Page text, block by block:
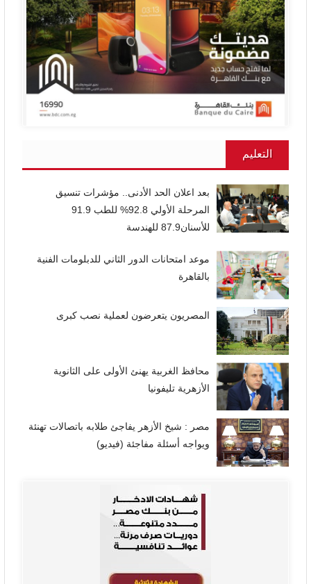
التعليم
بعد اعلان الحد الأدنى.. مؤشرات تنسيق
المرحلة الأولي 92.8% للطب 91.9
للأسنان87.9 للهندسة
موعد امتحانات الدور الثاني للدبلومات الفنية
بالقاهرة
المصريون يتعرضون لعملية نصب كبرى
محافظ الغربية يهنئ الأولى على الثانوية
الأزهرية تليفونيا
مصر : شيخ الأزهر يفاجئ طلابه باتصالات تهنئة
ويواجه أسئلة مفاجئة (فيديو)